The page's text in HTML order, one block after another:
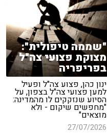
"שממה טיפולית":
מצוקת פצועי צה"ל
בפריפריה
ינון כהן, פצוע צה"ל ופעיל
למען פצועי צה"ל בצפון, על
הסיוע שנזקקים לו מהמדינה:
"מחפשים שיקום - ולא
מוצאים"
27/07/2026